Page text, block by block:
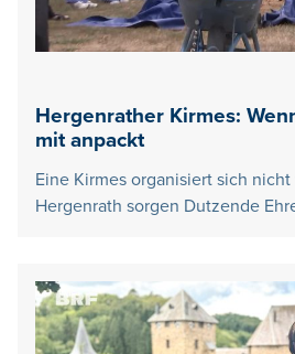
Hergenrather Kirmes:
mit anpackt
Eine Kirmes organisiert sich
Hergenrath sorgen Dutzende